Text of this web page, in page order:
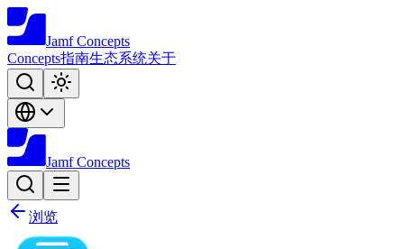
Jamf Concepts
Concepts指南生态系统关于
Jamf Concepts
浏览